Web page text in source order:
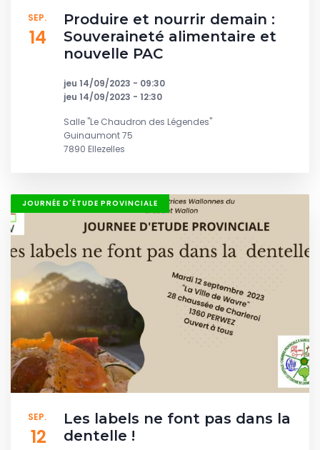
SEP.
14
Produire et nourrir demain :
Souveraineté alimentaire et
nouvelle PAC
jeu 14/09/2023 - 09:30
jeu 14/09/2023 - 12:30
Salle "Le Chaudron des Légendes"
Guinaumont 75
7890 Ellezelles
JOURNÉE D'ÉTUDE PROVINCIALE
SEP.
12
Les labels ne font pas dans la
dentelle !